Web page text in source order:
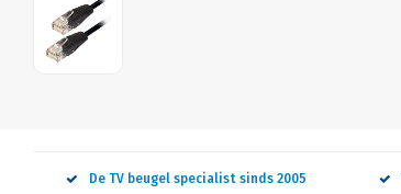
De TV beugel specialist sinds 2005